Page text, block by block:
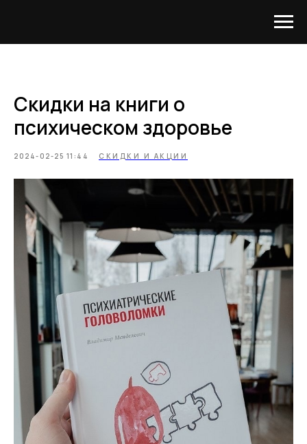
Скидки на книги о
психическом здоровье
2024-02-25 11:44 СКИДКИ И АКЦИИ